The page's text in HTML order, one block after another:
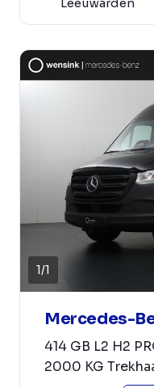
1/1
Mercedes-
414 GB L2 H2
2000 KG